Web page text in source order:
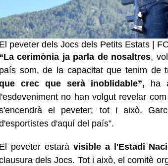
El peveter dels Jocs dels Petits Estats |
“La cerimònia ja parla de nosaltres,
país som, de la capacitat que tenim de
crec que serà inoblidable”, ha
l'esdeveniment no han volgut revelar
el peveter; tot i això,
d'aquí del país”.
El peveter estarà visible a l'Estadi
dels Jocs. Tot i això, el comitè